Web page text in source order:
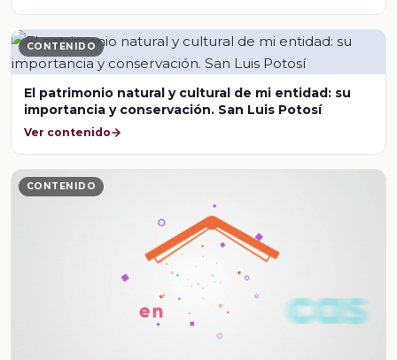
CONTENIDO
El patrimonio natural y cultural de mi entidad: su
importancia y conservación. San Luis Potosí
Ver contenido
CONTENIDO